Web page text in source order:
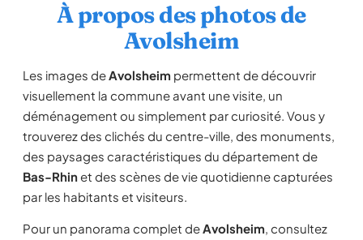
À propos des photos de
Avolsheim
Les images deAvolsheim permettent de découvrir
visuellement la commune avant une visite, un
déménagement ou simplement par curiosité. Vous y
trouverez des clichés du centre-ville, des monuments,
des paysages caractéristiques du département de
Bas-Rhinet des scènes de vie quotidienne capturées
par les habitants et visiteurs.
Pour un panorama complet deAvolsheim, consultez